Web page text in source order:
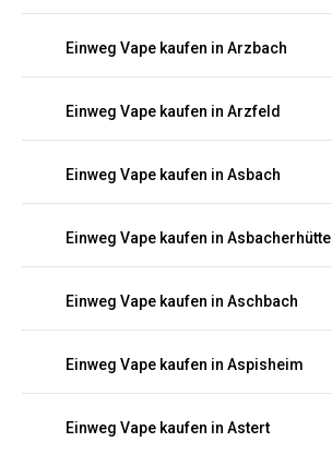
Einweg Vape kaufen in Arzbach
Einweg Vape kaufen in Arzfeld
Einweg Vape kaufen in Asbach
Einweg Vape kaufen in Asbacherhütte
Einweg Vape kaufen in Aschbach
Einweg Vape kaufen in Aspisheim
Einweg Vape kaufen in Astert